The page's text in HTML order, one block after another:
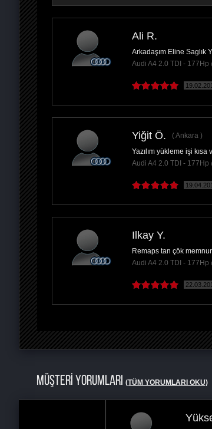
PAYLAŞ
Ali R.
Arkadaşım Eline Saglık
Audi A4 2.0 TDI - 177Hp
Yiğit Ö.
Ankara
Yazılım yükleme işi
Audi A4 2.0 TDI - 177Hp
Ilkay Y.
Remaps tan çök
Audi A4 2.0 TDI - 177Hp
MÜŞTERİ YORUMLARI (TÜM YORUMLARI OKU)
Yüksel A.